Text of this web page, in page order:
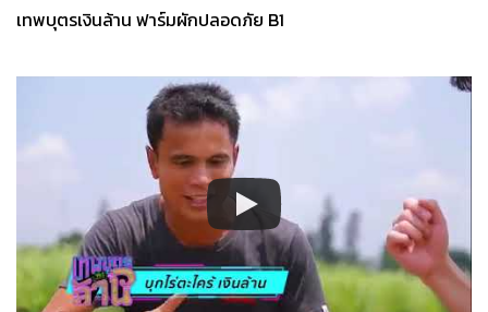
เทพบุตรเงินล้าน ฟาร์มผักปลอดภัย B1